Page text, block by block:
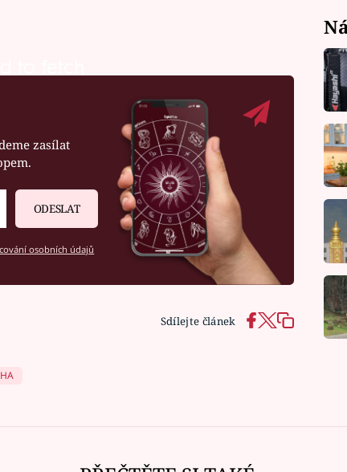
zasílat
ODESLAT
osobních údajů
Sdílejte článek